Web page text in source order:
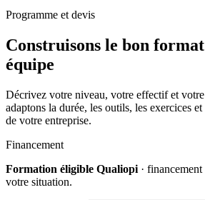
Programme et devis
Construisons le bon
équipe
Décrivez votre niveau, votre effectif et
adaptons la durée, les outils, les exercices
de votre entreprise.
Financement
Formation éligible Qualiopi ·
votre situation.